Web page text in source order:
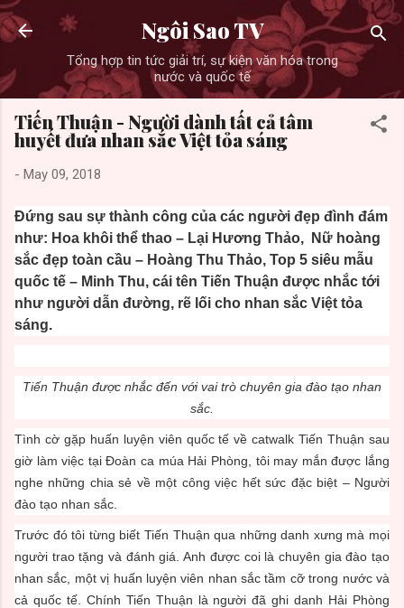
Skip to main content
Ngôi Sao TV
Tổng hợp tin tức giải trí, sự kiện văn hóa trong
nước và quốc tế
Tiến Thuận - Người dành tất cả tâm
huyết đưa nhan sắc Việt tỏa sáng
- May 09, 2018
Đứng sau sự thành công của các người đẹp đình đám
như: Hoa khôi thể thao – Lại Hương Thảo, Nữ hoàng
sắc đẹp toàn cầu – Hoàng Thu Thảo, Top 5 siêu mẫu
quốc tế – Minh Thu, cái tên Tiến Thuận được nhắc tới
như người dẫn đường, rẽ lối cho nhan sắc Việt tỏa
sáng.
Tiến Thuận được nhắc đến với vai trò chuyên gia đào tạo nhan
sắc.
Tình cờ gặp huấn luyện viên quốc tế về catwalk Tiến Thuận sau
giờ làm việc tại Đoàn ca múa Hải Phòng, tôi may mắn được lắng
nghe những chia sẻ về một công việc hết sức đặc biệt – Người
đào tạo nhan sắc.
Trước đó tôi từng biết Tiến Thuận qua những danh xưng mà mọi
người trao tặng và đánh giá. Anh được coi là chuyên gia đào tạo
nhan sắc, một vị huấn luyện viên nhan sắc tầm cỡ trong nước và
cả quốc tế. Chính Tiến Thuận là người đã ghi danh Hải Phòng